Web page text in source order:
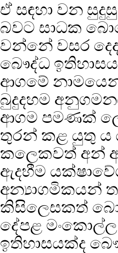
ඒ සඳහා වන
බවට සාධක
වන්නේ වසර
බෞද්ධ ඉතිහාසය
ආගමේ
බුදුදහම
ආගම පමණක්
තුරන් කළ යුතු ය
කලෙකවත් අන්
ඇදහීම
අන්‍යාගමිකයන්
කිසිලෙසකත්
දේපළ
ඉතිහාසයක්ද